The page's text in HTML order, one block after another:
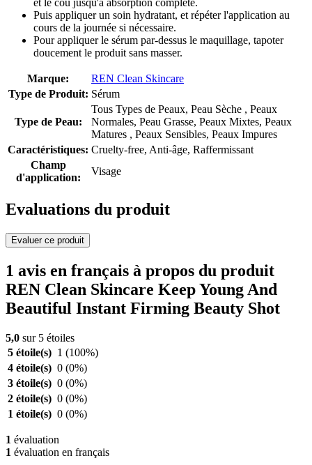
et le cou jusqu'à absorption complète.
Puis appliquer un soin hydratant, et répéter l'application au
cours de la journée si nécessaire.
Pour appliquer le sérum par-dessus le maquillage, tapoter
doucement le produit sans masser.
Marque:
REN Clean Skincare
Type de Produit: Sérum
Type de Peau:
Tous Types de Peaux, Peau Sèche , Peaux
Normales, Peau Grasse, Peaux Mixtes, Peaux
Matures , Peaux Sensibles, Peaux Impures
Caractéristiques: Cruelty-free, Anti-âge, Raffermissant
Champ
d'application:
Visage
Evaluations du produit
Evaluer ce produit
1 avis en français à propos du produit
REN Clean Skincare Keep Young And
Beautiful Instant Firming Beauty Shot
5,0 sur 5 étoiles
5 étoile(s) 1 (100%)
4 étoile(s) 0 (0%)
3 étoile(s) 0 (0%)
2 étoile(s) 0 (0%)
1 étoile(s) 0 (0%)
1 évaluation
1 évaluation en français